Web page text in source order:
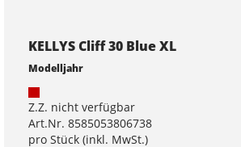
KELLYS Cliff 30 Blue XL
Modelljahr
Z.Z. nicht verfügbar
Art.Nr. 8585053806738
pro Stück (inkl. MwSt.)